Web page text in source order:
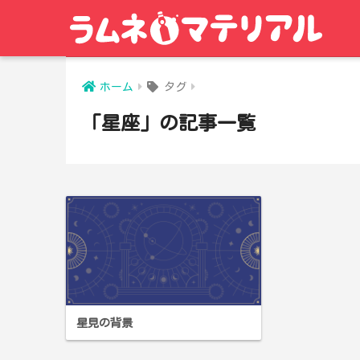
ホーム タグ
「星座」の記事一覧
星見の背景